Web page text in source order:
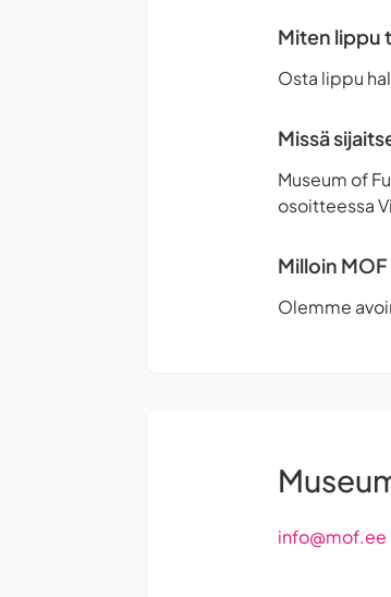
Miten lippu
Osta lippu
Missä
Museum of
osoitteessa
Milloin
Olemme
info@mof.ee